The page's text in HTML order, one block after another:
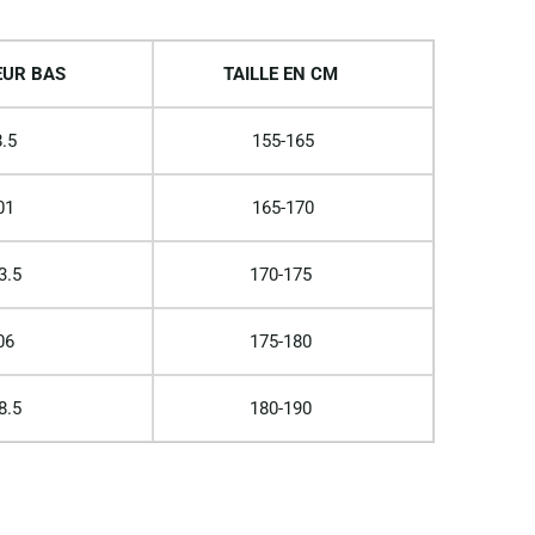
BAS TAILLE EN CM
155-165
165-170
170-175
175-180
180-190